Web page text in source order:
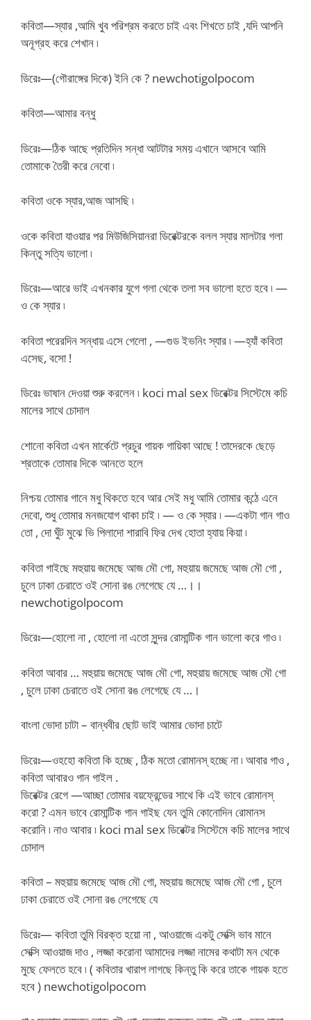
কবিতা—স্যার ,আমি খুব পরিশ্রম করতে চাই এবং শিখতে চাই ,যদি আপনি
অনূগ্রহ করে শেখান ৷
ডিরেঃ—(গৌরাঙ্গের দিকে) ইনি কে ? newchotigolpocom
কবিতা—আমার বন্ধু
ডিরেঃ—ঠিক আছে প্রতিদিন সন্ধা আটটার সময় এখানে আসবে আমি
তোমাকে তৈরী করে নেবো ৷
কবিতা ওকে স্যার,আজ আসছি ৷
ওকে কবিতা যাওয়ার পর মিউজিসিয়ানরা ডিরেক্টরকে বলল স্যার মালটার গলা
কিন্তু সত্যি ভালো ৷
ডিরেঃ—আরে ভাই এখনকার যুগে গলা থেকে তলা সব ভালো হতে হবে ৷ —
ও কে স্যার ৷
কবিতা পরেরদিন সন্ধায় এসে গেলো , —গুড ইভনিং স্যার ৷ —হ্যাঁ কবিতা
এসেছ, বসো !
ডিরেঃ ভাষান দেওয়া শুরু করলেন ৷ koci mal sex ডিরেক্টর সিস্টেমে কচি
মালের সাথে চোদাল
শোনো কবিতা এখন মার্কেটে প্রচুর গায়ক গায়িকা আছে ! তাদেরকে ছেড়ে
শ্রতাকে তোমার দিকে আনতে হলে
নিশ্চয় তোমার গানে মধু থিকতে হবে আর সেই মধু আমি তোমার কন্ঠে এনে
দেবো, শুধু তোমার মনজযোগ থাকা চাই ৷ — ও কে স্যার ৷ —একটা গান গাও
তো , দো ঘুঁট মুঝে ভি পিলাদো শারাবি ফির দেখ হোতা হ্যায় কিয়া ৷
কবিতা গাইছে মহুয়ায় জমেছে আজ মৌ গো, মহুয়ায় জমেছে আজ মৌ গো ,
চুলে ঢাকা চেরাতে ওই সোনা রঙ লেগেছে যে …।।
newchotigolpocom
ডিরেঃ—হোলো না , হোলো না এতো সুন্দর রোমান্টিক গান ভালো করে গাও ৷
কবিতা আবার … মহুয়ায় জমেছে আজ মৌ গো, মহুয়ায় জমেছে আজ মৌ গো
, চুলে ঢাকা চেরাতে ওই সোনা রঙ লেগেছে যে …।
বাংলা ভোদা চাটা – বান্ধবীর ছোট ভাই আমার ভোদা চাটে
ডিরেঃ—ওহহো কবিতা কি হচ্ছে , ঠিক মতো রোমানস্ হচ্ছে না ৷ আবার গাও ,
কবিতা আবারও গান গাইল .
ডিরেক্টর রেগে —আচ্ছা তোমার বয়ফ্রেন্ডের সাথে কি এই ভাবে রোমানস্
করো ? এমন ভাবে রোমান্টিক গান গাইছ যেন তুমি কোনোদিন রোমানস
করোনি ৷ নাও আবার ৷ koci mal sex ডিরেক্টর সিস্টেমে কচি মালের সাথে
চোদাল
কবিতা – মহুয়ায় জমেছে আজ মৌ গো, মহুয়ায় জমেছে আজ মৌ গো , চুলে
ঢাকা চেরাতে ওই সোনা রঙ লেগেছে যে
ডিরেঃ— কবিতা তুমি বিরক্ত হয়ো না , আওয়াজে একটু সেক্সি ভাব মানে
সেক্সি আওয়াজ দাও , লজ্জা করোনা আমাদের লজ্জা নামের কথাটা মন থেকে
মুছে ফেলতে হবে ৷ ( কবিতার খারাপ লাগছে কিন্তু কি করে তাকে গায়ক হতে
হবে ) newchotigolpocom